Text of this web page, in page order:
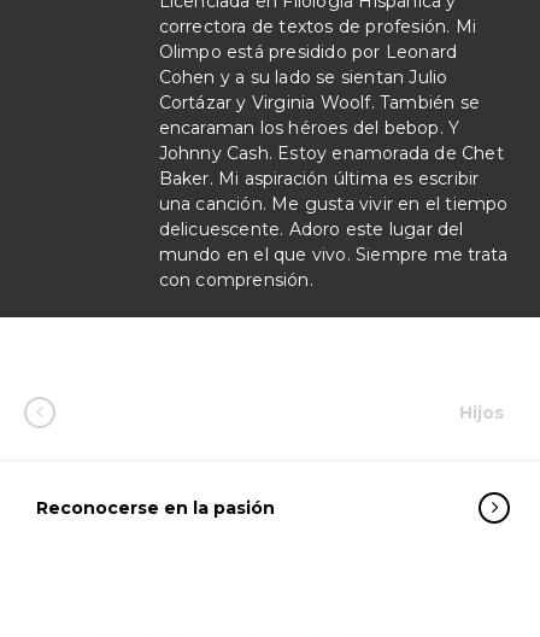
correctora de textos de profesión. Mi
Olimpo está presidido por Leonard
Cohen y a su lado se sientan Julio
Cortázar y Virginia Woolf. También se
encaraman los héroes del bebop. Y
Johnny Cash. Estoy enamorada de Chet
Baker. Mi aspiración última es escribir
una canción. Me gusta vivir en el tiempo
delicuescente. Adoro este lugar del
mundo en el que vivo. Siempre me trata
con comprensión.
Hijos
Reconocerse en la pasión